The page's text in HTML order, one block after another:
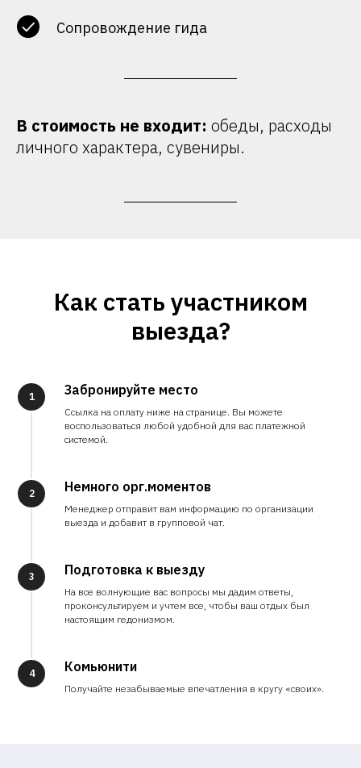
Сопровождение гида
В стоимость не входит: обеды, расходы
личного характера, сувениры.
Как стать участником
выезда?
1 Забронируйте место
Ссылка на оплату ниже на странице. Вы можете
воспользоваться любой удобной для вас платежной
системой.
2 Немного орг.моментов
Менеджер отправит вам информацию по организации
выезда и добавит в групповой чат.
3 Подготовка к выезду
На все волнующие вас вопросы мы дадим ответы,
проконсультируем и учтем все, чтобы ваш отдых был
настоящим гедонизмом.
4 Комьюнити
Получайте незабываемые впечатления в кругу «своих».